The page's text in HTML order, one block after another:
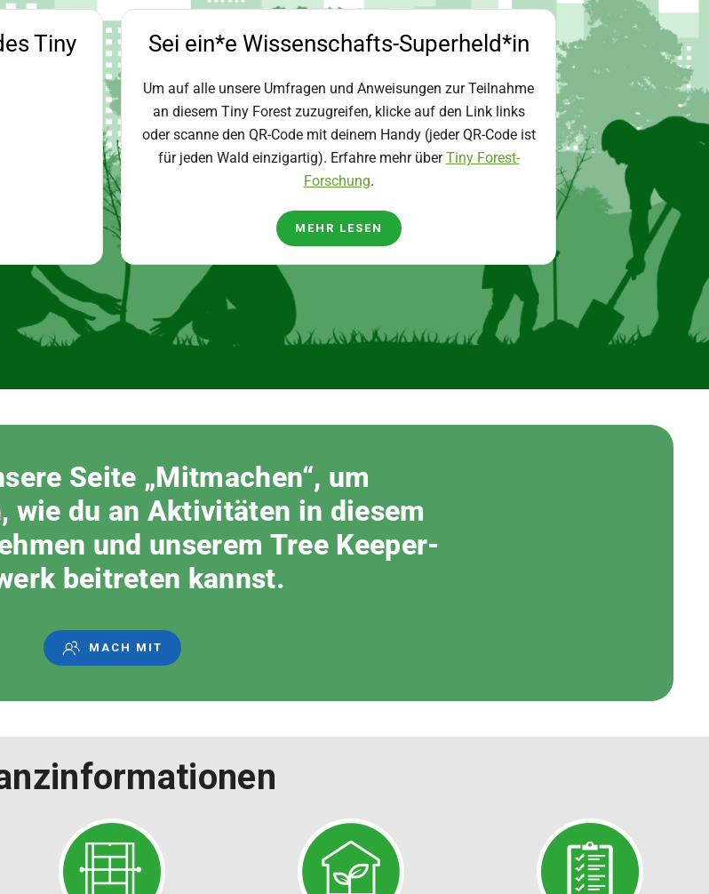
Tiny
Sei ein*e Wissenschafts-Superheld*in
Um auf alle unsere Umfragen und Anweisungen zur Teilnahme
an diesem Tiny Forest zuzugreifen, klicke auf den Link links
oder scanne den QR-Code mit deinem Handy (jeder QR-Code ist
für jeden Wald einzigartig). Erfahre mehr überTiny Forest-
Forschung.
MEHR LESEN
Seite „Mitmachen“, um
wie du an Aktivitäten in diesem
und unserem Tree Keeper-
beitreten kannst.
MACH MIT